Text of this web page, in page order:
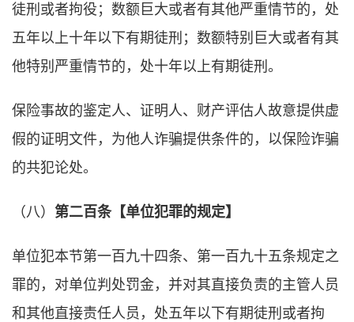
徒刑或者拘役；数额巨大或者有其他严重情节的，处
五年以上十年以下有期徒刑；数额特别巨大或者有其
他特别严重情节的，处十年以上有期徒刑。
保险事故的鉴定人、证明人、财产评估人故意提供虚
假的证明文件，为他人诈骗提供条件的，以保险诈骗
的共犯论处。
（八） 第二百条【单位犯罪的规定】
单位犯本节第一百九十四条、第一百九十五条规定之
罪的，对单位判处罚金，并对其直接负责的主管人员
和其他直接责任人员，处五年以下有期徒刑或者拘